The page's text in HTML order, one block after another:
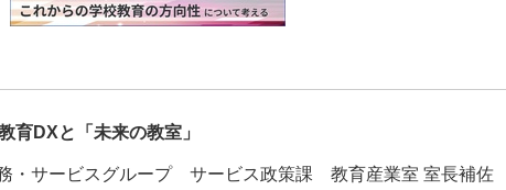
育DXと「未来の教室」
・サービスグループ サービス政策課 教育産業室 室長補佐